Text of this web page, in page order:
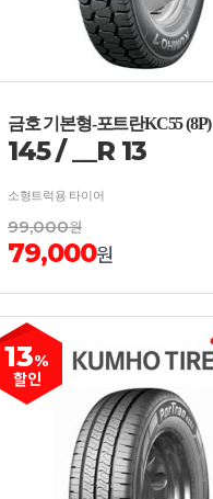
금호 기본형-포트란KC55 (8P)
145/__R 13
소형트럭용 타이어
99,000원
79,000원
13%
할인